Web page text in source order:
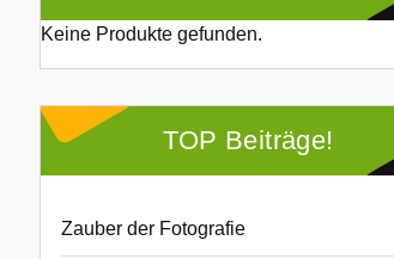
Keine Produkte gefunden.
TOP Beiträge!
Zauber der Fotografie